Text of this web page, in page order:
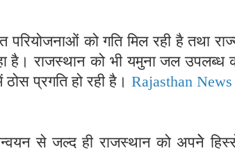
को गति मिल रही है तथा
है। राजस्थान को भी यमुना जल उपलब्ध
प्रगति हो रही है। Rajasthan News
से जल्द ही राजस्थान को अपनेे